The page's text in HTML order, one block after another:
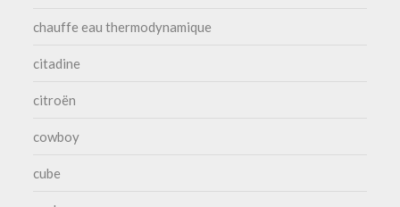
chauffe eau thermodynamique
citadine
citroën
cowboy
cube